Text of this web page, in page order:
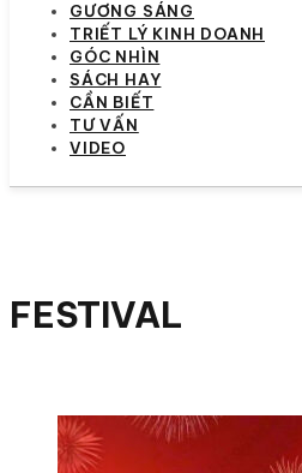
GƯƠNG SÁNG
TRIẾT LÝ KINH DOANH
GÓC NHÌN
SÁCH HAY
CẦN BIẾT
TƯ VẤN
VIDEO
FESTIVAL